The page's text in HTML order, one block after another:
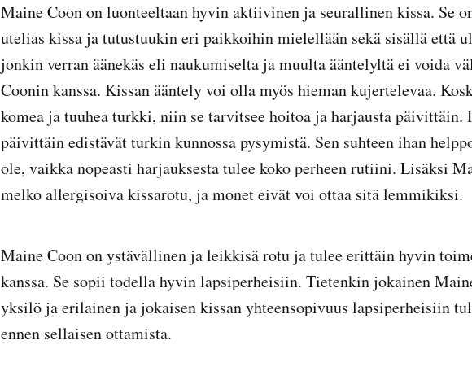
Maine Coon on luonteeltaan hyvin aktiivinen ja seurallinen kissa. Se
utelias kissa ja tutustuukin eri paikkoihin mielellään sekä sisällä että
jonkin verran äänekäs eli naukumiselta ja muulta ääntelyltä ei voida
Coonin kanssa. Kissan ääntely voi olla myös hieman kujertelevaa.
komea ja tuuhea turkki, niin se tarvitsee hoitoa ja harjausta päivittäin.
päivittäin edistävät turkin kunnossa pysymistä. Sen suhteen ihan
ole, vaikka nopeasti harjauksesta tulee koko perheen rutiini. Lisäksi
melko allergisoiva kissarotu, ja monet eivät voi ottaa sitä lemmikiksi.
Maine Coon on ystävällinen ja leikkisä rotu ja tulee erittäin hyvin
kanssa. Se sopii todella hyvin lapsiperheisiin. Tietenkin jokainen
yksilö ja erilainen ja jokaisen kissan yhteensopivuus lapsiperheisiin
ennen sellaisen ottamista.